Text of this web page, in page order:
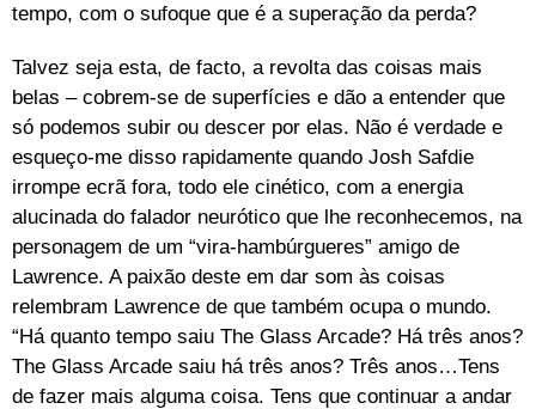
tempo, com o sufoque que é a superação da perda?
Talvez seja esta, de facto, a revolta das coisas mais
belas – cobrem-se de superfícies e dão a entender que
só podemos subir ou descer por elas. Não é verdade e
esqueço-me disso rapidamente quando Josh Safdie
irrompe ecrã fora, todo ele cinético, com a energia
alucinada do falador neurótico que lhe reconhecemos, na
personagem de um “vira-hambúrgueres” amigo de
Lawrence. A paixão deste em dar som às coisas
relembram Lawrence de que também ocupa o mundo.
“Há quanto tempo saiu The Glass Arcade? Há três anos?
The Glass Arcade saiu há três anos? Três anos…Tens
de fazer mais alguma coisa. Tens que continuar a andar